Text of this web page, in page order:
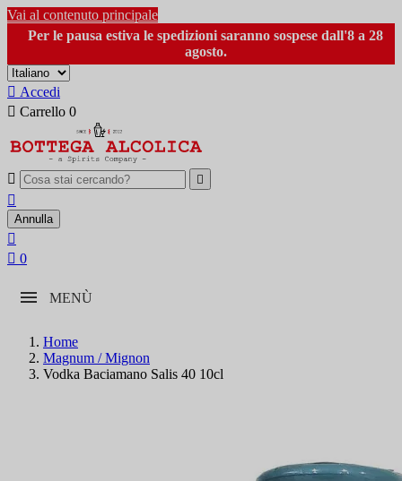
Vai al contenuto principale
Per le pausa estiva le spedizioni saranno sospese dall'8 a 28
agosto.
 Accedi
 Carrello 0
 

Annulla

 0
MENÙ
Home
Magnum / Mignon
Vodka Baciamano Salis 40 10cl